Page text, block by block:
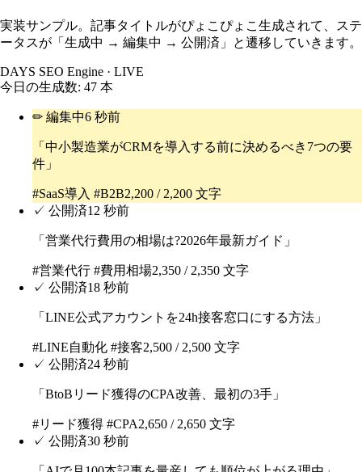
実装サンプル。記事タイトルがぴょこぴょこ生成されて、ステ
ータスが「生成中 → 編集中 → 公開済」と遷移していきます。
DAYS SEO Engine · LIVE
今日の生成数: 47 本
✏ 編集中6 秒前
「 中小製造業がCRMを導入する前に決めるべき7つの要
件 」
#SaaS導入 #B2B2,200 / 2,200 文字
✓ 公開済12 秒前
「 営業代行費用の相場は?2026年最新ガイド 」
#営業代行 #費用相場2,350 / 2,350 文字
✓ 公開済18 秒前
「 LINE公式アカウントを24h接客窓口にする方法 」
#LINE自動化 #接客2,500 / 2,500 文字
✓ 公開済24 秒前
「 BtoBリード獲得のCPA改善、最初の3手 」
#リード獲得 #CPA2,650 / 2,650 文字
✓ 公開済30 秒前